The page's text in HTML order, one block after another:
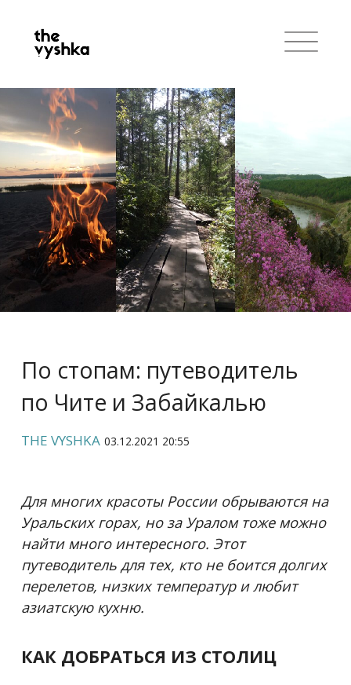
По стопам: путеводитель
по Чите и Забайкалью
THE VYSHKA 03.12.2021 20:55
Для многих красоты России обрываются на
Уральских горах, но за Уралом тоже можно
найти много интересного. Этот
путеводитель для тех, кто не боится долгих
перелетов, низких температур и любит
азиатскую кухню.
КАК ДОБРАТЬСЯ ИЗ СТОЛИЦ